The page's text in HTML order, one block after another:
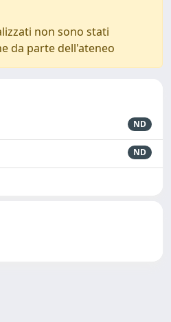
non sono stati
da parte dell'ateneo
ND
ND